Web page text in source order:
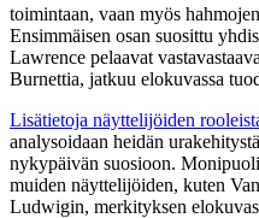
toimintaan, vaan myös
Ensimmäisen osan suosittu
Lawrence pelaavat
Burnettia, jatkuu elokuvassa
Lisätietoja näyttelijöiden
analysoidaan heidän
nykypäivän suosioon.
muiden näyttelijöiden, kuten
Ludwigin, merkityksen